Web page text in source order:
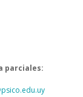
parciales: